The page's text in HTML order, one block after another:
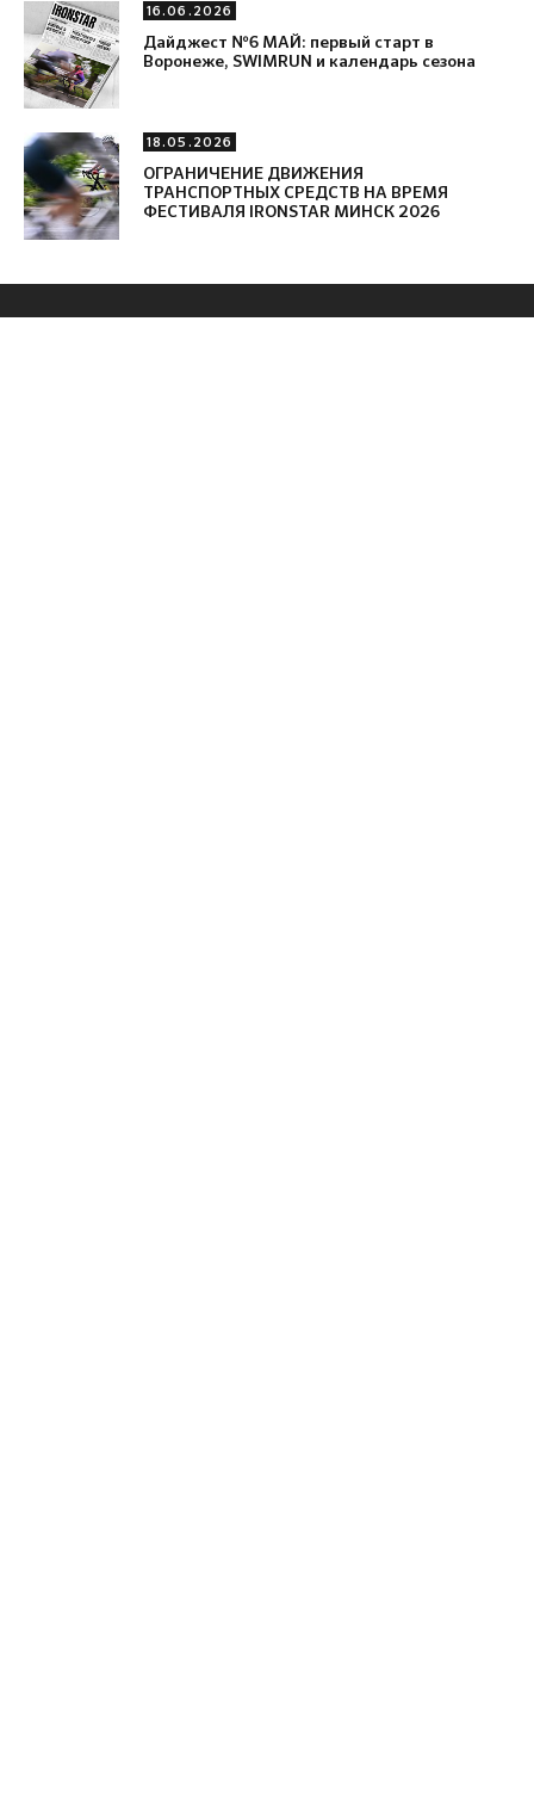
16.06.2026
Дайджест №6 МАЙ: первый старт в
Воронеже, SWIMRUN и календарь сезона
18.05.2026
ОГРАНИЧЕНИЕ ДВИЖЕНИЯ
ТРАНСПОРТНЫХ СРЕДСТВ НА ВРЕМЯ
ФЕСТИВАЛЯ IRONSTAR МИНСК 2026